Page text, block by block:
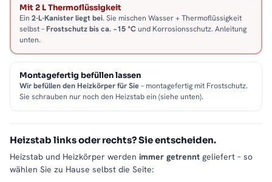
Mit 2 L Thermoflüssigkeit
Ein 2-L-Kanister liegt bei. Sie mischen Wasser + Thermoflüssigkeit
selbst –Frostschutz bis ca. −15 °Cund Korrosionsschutz. Anleitung
unten.
Montagefertig befüllen lassen
Wir befüllen den Heizkörper für Sie– montagefertig mit Frostschutz.
Sie schrauben nur noch den Heizstab ein (siehe unten).
Heizstab links oder rechts? Sie entscheiden.
Heizstab und Heizkörper werden immer getrennt geliefert – so
wählen Sie zu Hause selbst die Seite: